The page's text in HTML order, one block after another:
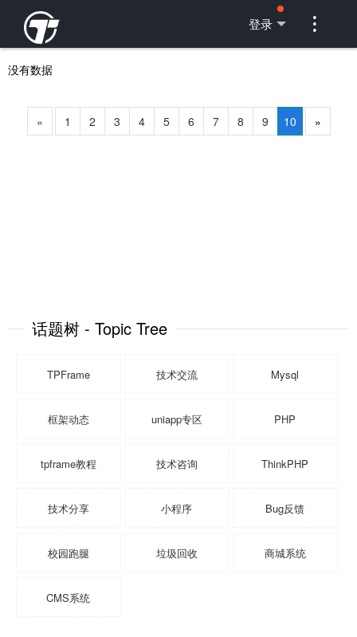
登录 
没有数据
« 1 2 3 4 5 6 7 8 9 10 »
话题树 - Topic Tree
TPFrame 技术交流 Mysql
框架动态 uniapp专区 PHP
tpframe教程 技术咨询 ThinkPHP
技术分享 小程序 Bug反馈
校园跑腿 垃圾回收 商城系统
CMS系统